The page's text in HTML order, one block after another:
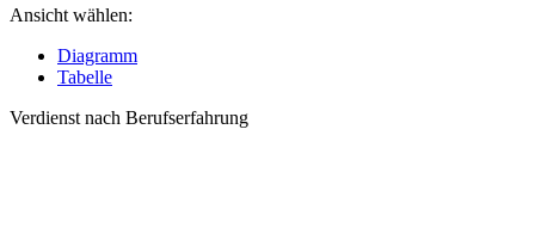
Ansicht wählen:
Diagramm
Tabelle
Verdienst nach Berufserfahrung